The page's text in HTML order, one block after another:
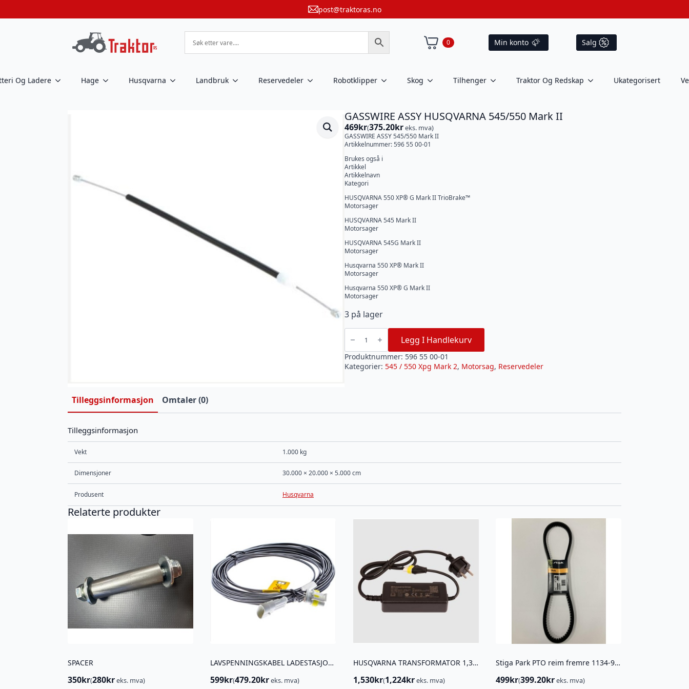
post@traktoras.no
0 Min konto Salg
Og Ladere Hage Husqvarna Landbruk Reservedeler Robotklipper Skog Tilhenger Traktor Og Redskap Ukategorisert
GASSWIRE ASSY HUSQVARNA 545/550 Mark II
469kr(375.20kreks. mva)
GASSWIRE ASSY 545/550 Mark II
Artikkelnummer: 596 55 00-01
Brukes også i
Artikkel
Artikkelnavn
Kategori
HUSQVARNA 550 XP® G Mark II TrioBrake™
Motorsager
HUSQVARNA 545 Mark II
Motorsager
HUSQVARNA 545G Mark II
Motorsager
Husqvarna 550 XP® Mark II
Motorsager
Husqvarna 550 XP® G Mark II
Motorsager
3 på lager
GASSWIRE
HUSQVARNA
545/550
Mark
II
antall
Legg I Handlekurv
Produktnummer: 596 55 00-01
Kategorier: 545 / 550 Xpg Mark 2, Motorsag, Reservedeler
Tilleggsinformasjon Omtaler (0)
Tilleggsinformasjon
Vekt 1.000 kg
Dimensjoner 30.000 × 20.000 × 5.000 cm
Produsent Husqvarna
Relaterte produkter
SPACER
350kr(280kreks. mva)
LAVSPENNINGSKABEL LADESTASJON 10 METER
599kr(479.20kreks. mva)
HUSQVARNA TRANSFORMATOR 1,3A 310 / 315 / 315X
1,530kr(1,224kreks. mva)
Stiga Park PTO reim fremre 1134-9098-01 ( power take-off)
499kr(399.20kreks. mva)